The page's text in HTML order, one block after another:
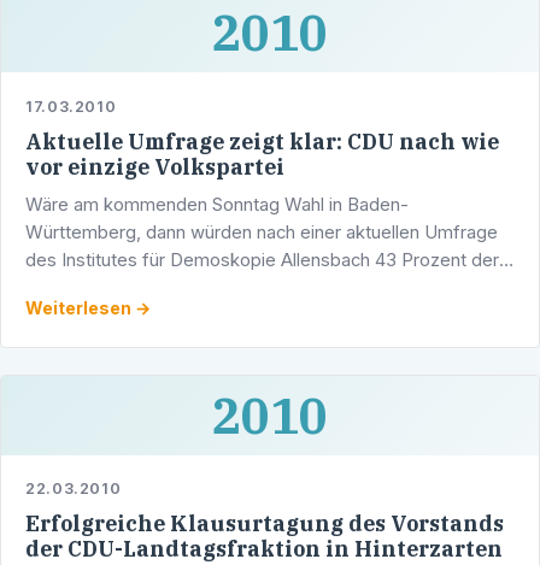
2010
17.03.2010
Aktuelle Umfrage zeigt klar: CDU nach wie
vor einzige Volkspartei
Wäre am kommenden Sonntag Wahl in Baden-
Württemberg, dann würden nach einer aktuellen Umfrage
des Institutes für Demoskopie Allensbach 43 Prozent der
Umfrage belegt …
Weiterlesen →
2010
22.03.2010
Erfolgreiche Klausurtagung des Vorstands
der CDU-Landtagsfraktion in Hinterzarten